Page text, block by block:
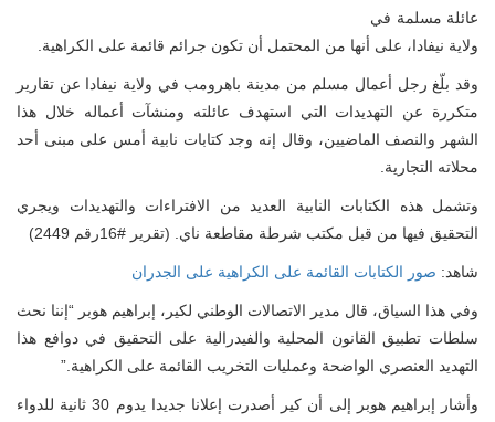
عائلة مسلمة في
ولاية نيفادا، على أنها من المحتمل أن تكون جرائم قائمة على الكراهية.
وقد بلّغ رجل أعمال مسلم من مدينة باهرومب في ولاية نيفادا عن تقارير
متكررة عن التهديدات التي استهدف عائلته ومنشآت أعماله خلال هذا
الشهر والنصف الماضيين، وقال إنه وجد كتابات نابية أمس على مبنى أحد
محلاته التجارية.
وتشمل هذه الكتابات النابية العديد من الافتراءات والتهديدات ويجري
التحقيق فيها من قبل مكتب شرطة مقاطعة ناي. (تقرير #16رقم 2449)
شاهد:صور الكتابات القائمة على الكراهية على الجدران
وفي هذا السياق، قال مدير الاتصالات الوطني لكير، إبراهيم هوبر “إننا نحث
سلطات تطبيق القانون المحلية والفيدرالية على التحقيق في دوافع هذا
التهديد العنصري الواضحة وعمليات التخريب القائمة على الكراهية.”
وأشار إبراهيم هوبر إلى أن كير أصدرت إعلانا جديدا يدوم 30 ثانية للدواء